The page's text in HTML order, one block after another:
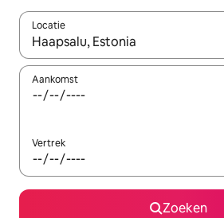
Locatie
Wanneer er suggesties
Aankomst
Vertrek
Zoeken